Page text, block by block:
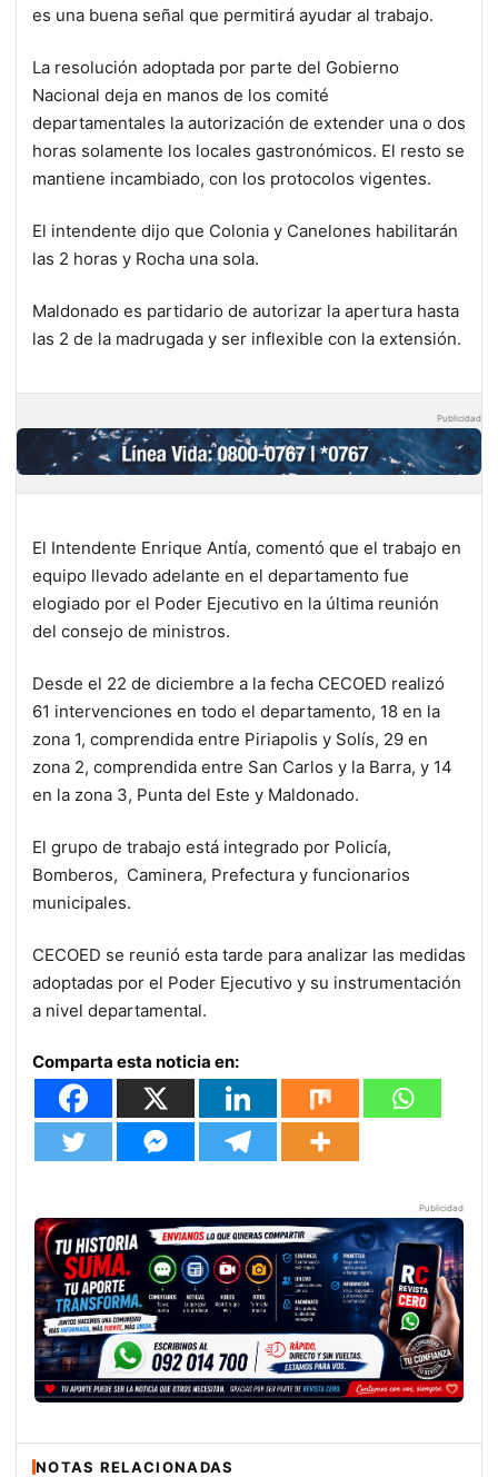
es una buena señal que permitirá ayudar al trabajo.
La resolución adoptada por parte del Gobierno
Nacional deja en manos de los comité
departamentales la autorización de extender una o dos
horas solamente los locales gastronómicos. El resto se
mantiene incambiado, con los protocolos vigentes.
El intendente dijo que Colonia y Canelones habilitarán
las 2 horas y Rocha una sola.
Maldonado es partidario de autorizar la apertura hasta
las 2 de la madrugada y ser inflexible con la extensión.
Publicidad
El Intendente Enrique Antía, comentó que el trabajo en
equipo llevado adelante en el departamento fue
elogiado por el Poder Ejecutivo en la última reunión
del consejo de ministros.
Desde el 22 de diciembre a la fecha CECOED realizó
61 intervenciones en todo el departamento, 18 en la
zona 1, comprendida entre Piriapolis y Solís, 29 en
zona 2, comprendida entre San Carlos y la Barra, y 14
en la zona 3, Punta del Este y Maldonado.
El grupo de trabajo está integrado por Policía,
Bomberos, Caminera, Prefectura y funcionarios
municipales.
CECOED se reunió esta tarde para analizar las medidas
adoptadas por el Poder Ejecutivo y su instrumentación
a nivel departamental.
Comparta esta noticia en:
Publicidad
NOTAS RELACIONADAS